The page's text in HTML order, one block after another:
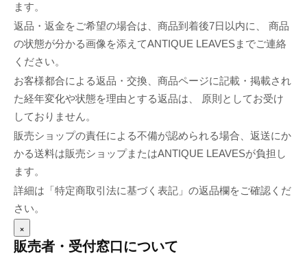
ます。
返品・返金をご希望の場合は、商品到着後7日以内に、 商品
の状態が分かる画像を添えてANTIQUE LEAVESまでご連絡
ください。
お客様都合による返品・交換、商品ページに記載・掲載され
た経年変化や状態を理由とする返品は、 原則としてお受け
しておりません。
販売ショップの責任による不備が認められる場合、返送にか
かる送料は販売ショップまたはANTIQUE LEAVESが負担し
ます。
詳細は「特定商取引法に基づく表記」の返品欄をご確認くだ
さい。
×
販売者・受付窓口について